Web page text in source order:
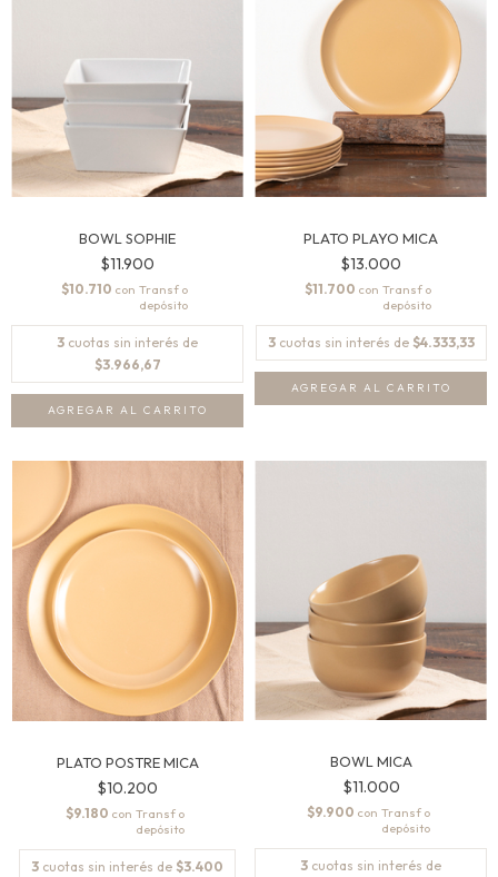
BOWL SOPHIE
$11.900
$10.710 con
3 cuotas sin interés de
$3.966,67
PLATO PLAYO MICA
$13.000
$11.700 con
3 cuotas sin interés de $4.333,33
PLATO POSTRE MICA
$10.200
$9.180 con
3 cuotas sin interés de $3.400
BOWL MICA
$11.000
$9.900 con
3 cuotas sin interés de